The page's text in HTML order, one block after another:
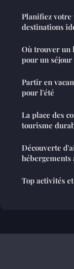
Planifiez votre
destinations
Où trouver un
pour un
Partir en
pour l'été
La place des
tourisme
Découverte
Top activités